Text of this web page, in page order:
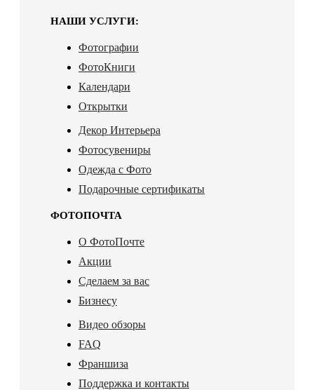
НАШИ УСЛУГИ:
Фотографии
ФотоКниги
Календари
Открытки
Декор Интерьера
Фотосувениры
Одежда с Фото
Подарочные сертификаты
ФОТОПОЧТА
О ФотоПочте
Акции
Сделаем за вас
Бизнесу
Видео обзоры
FAQ
Франшиза
Поддержка и контакты